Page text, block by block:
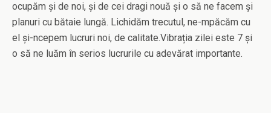
ocupăm și de noi, și de cei dragi nouă și o să ne facem și
planuri cu bătaie lungă. Lichidăm trecutul, ne-mpăcăm cu
el și-ncepem lucruri noi, de calitate.Vibrația zilei este 7 și
o să ne luăm în serios lucrurile cu adevărat importante.